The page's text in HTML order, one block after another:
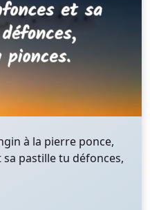
à la pierre ponce,
pastille tu défonces,